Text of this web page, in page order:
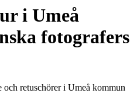
i Umeå
fotografers
retuschörer i Umeå kommun